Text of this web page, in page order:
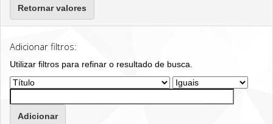
Retornar valores
Adicionar filtros:
Utilizar filtros para refinar o resultado de busca.